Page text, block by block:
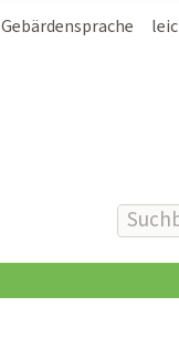
Gebärdensprache